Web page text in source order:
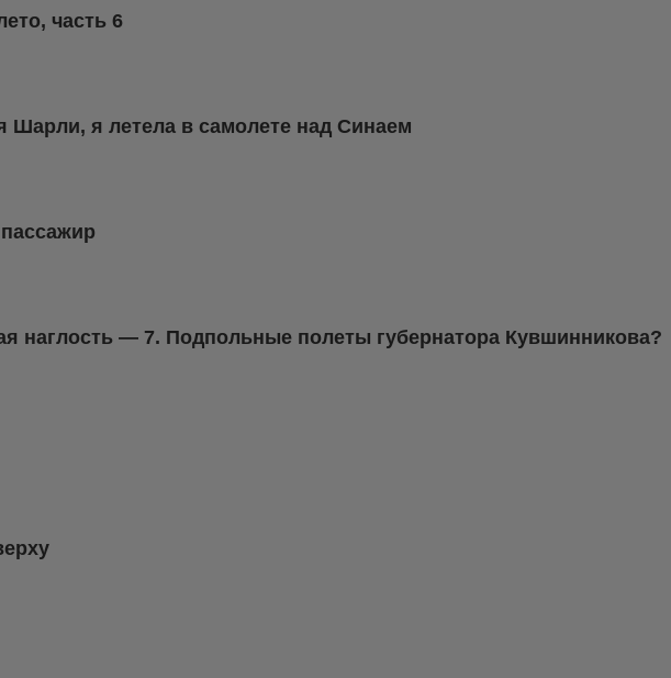
часть 6
Шарли, я летела в самолете над Синаем
наглость — 7. Подпольные полеты губернатора Кувшинникова?